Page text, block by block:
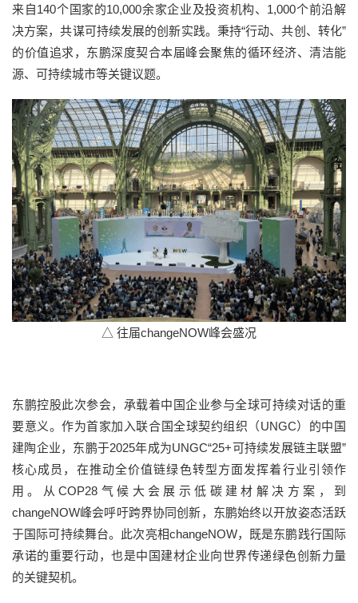
来自140个国家的10,000余家企业及投资机构、1,000个前沿解
决方案，共谋可持续发展的创新实践。 秉持“行动、共创、转化”
的价值追求，东鹏深度契合本届峰会聚焦的循环经济、清洁能
源、可持续城市等关键议题。
△ 往届changeNOW峰会盛况
东鹏控股此次参会，承载着中国企业参与全球可持续对话的重
要意义。作为首家加入联合国全球契约组织（UNGC）的中国
建陶企业，东鹏于2025年成为UNGC“25+可持续发展链主联盟”
核心成员，在推动全价值链绿色转型方面发挥着行业引领作
用。
从COP28气候大会展示低碳建材解决方案，到
changeNOW峰会呼吁跨界协同创新，东鹏始终以开放姿态活跃
于国际可持续舞台。 此次亮相changeNOW，既是东鹏践行国际
承诺的重要行动，也是中国建材企业向世界传递绿色创新力量
的关键契机。